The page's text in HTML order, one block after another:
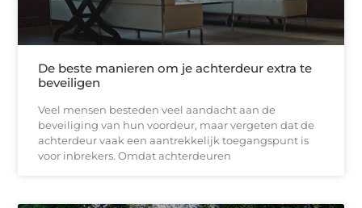
De beste manieren om je achterdeur extra te
beveiligen
Veel mensen besteden veel aandacht aan de
beveiliging van hun voordeur, maar vergeten dat de
achterdeur vaak een aantrekkelijk toegangspunt is
voor inbrekers. Omdat achterdeuren